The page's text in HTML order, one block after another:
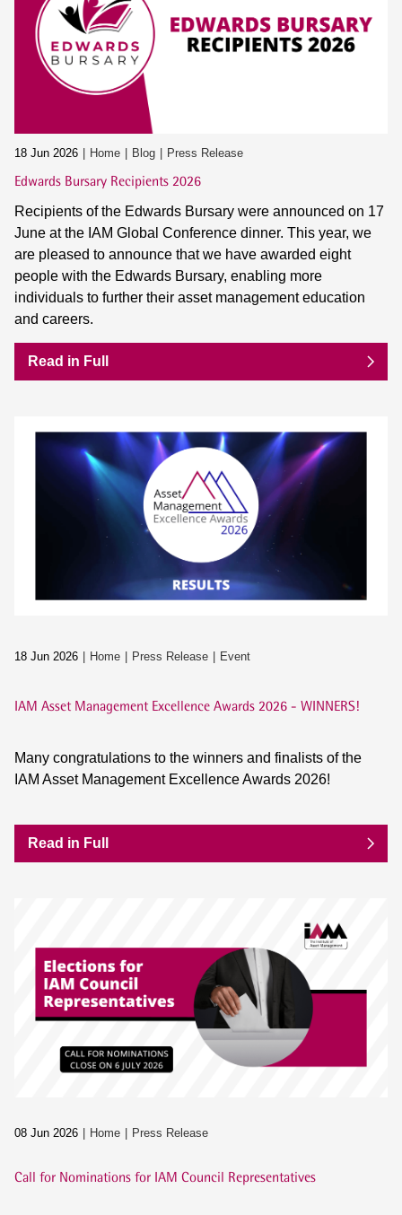
18 Jun 2026 Home Blog Press Release
Edwards Bursary Recipients 2026
Recipients of the Edwards Bursary were announced on 17
June at the IAM Global Conference dinner. This year, we
are pleased to announce that we have awarded eight
people with the Edwards Bursary, enabling more
individuals to further their asset management education
and careers.
Read in Full
18 Jun 2026 Home Press Release Event
IAM Asset Management Excellence Awards 2026 - WINNERS!
Many congratulations to the winners and finalists of the
IAM Asset Management Excellence Awards 2026!
Read in Full
08 Jun 2026 Home Press Release
Call for Nominations for IAM Council Representatives